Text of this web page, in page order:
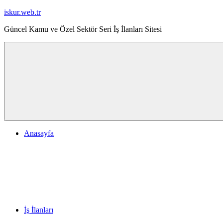
İçeriğe
iskur.web.tr
Güncel Kamu ve Özel Sektör Seri İş İlanları Sitesi
Anasayfa
İş İlanları